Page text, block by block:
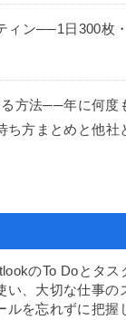
ィン──1日300枚
方法──年に何度
ち方まとめと他社
のTo Doとタス
い、大切な仕事の
ルを忘れずに把握